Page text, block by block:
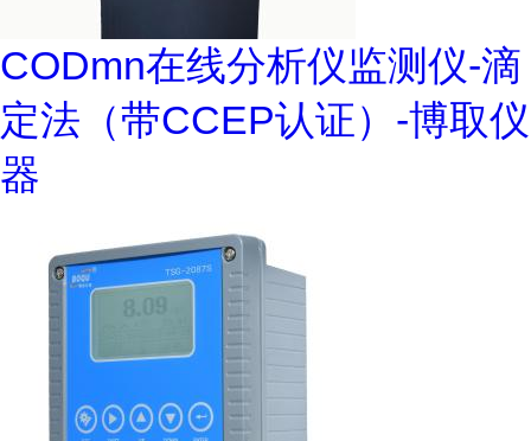
CODmn在线分析仪监测仪-滴
定法（带CCEP认证）-博取仪
器